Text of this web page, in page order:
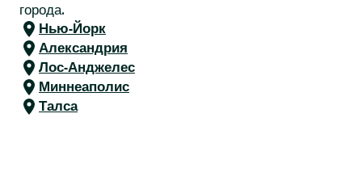
города.
Нью-Йорк
Александрия
Лос-Анджелес
Миннеаполис
Талса